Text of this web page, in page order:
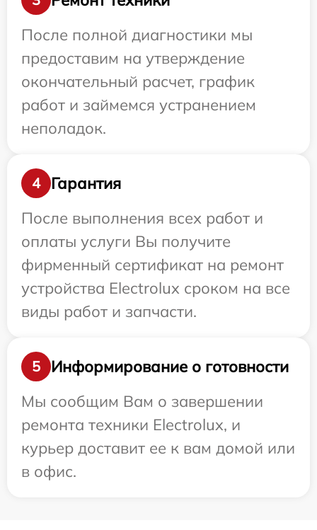
После полной диагностики мы
предоставим на утверждение
окончательный расчет, график
работ и займемся устранением
неполадок.
4
Гарантия
После выполнения всех работ и
оплаты услуги Вы получите
фирменный сертификат на ремонт
устройства Electrolux сроком на все
виды работ и запчасти.
5
Информирование о готовности
Мы сообщим Вам о завершении
ремонта техники Electrolux, и
курьер доставит ее к вам домой или
в офис.